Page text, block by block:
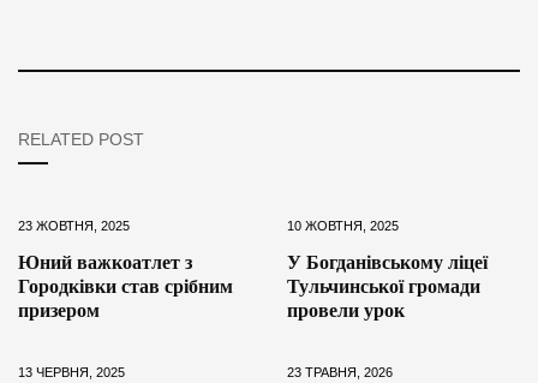
RELATED POST
23 ЖОВТНЯ, 2025
Юний важкоатлет з
Городківки став срібним
призером
10 ЖОВТНЯ, 2025
У Богданівському ліцеї
Тульчинської громади
провели урок
13 ЧЕРВНЯ, 2025 23 ТРАВНЯ, 2026